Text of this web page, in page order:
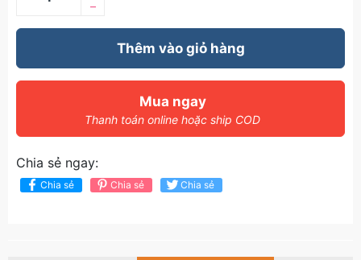
–
Thêm vào giỏ hàng
Mua ngay
Thanh toán online hoặc ship COD
Chia sẻ ngay:
Chia sẻ Chia sẻ Chia sẻ